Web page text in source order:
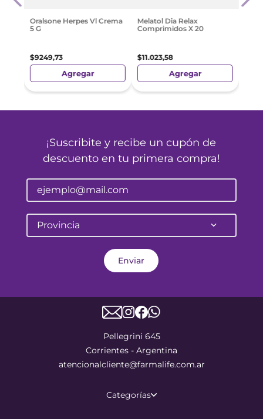
Oralsone Herpes Vl Crema
5 G
$9249,73
Agregar
Melatol Dia Relax
Comprimidos X 20
$11.023,58
Agregar
¡Suscribite y recibe un cupón de
descuento en tu primera compra!
Provincia
Enviar
Pellegrini 645
Corrientes - Argentina
atencionalcliente@farmalife.com.ar
Categorías